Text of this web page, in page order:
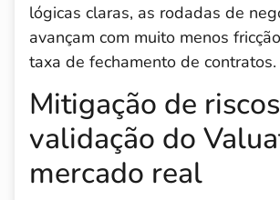
lógicas claras, as rodadas de
avançam com muito menos
taxa de fechamento de contratos.
Mitigação de
validação do
mercado real